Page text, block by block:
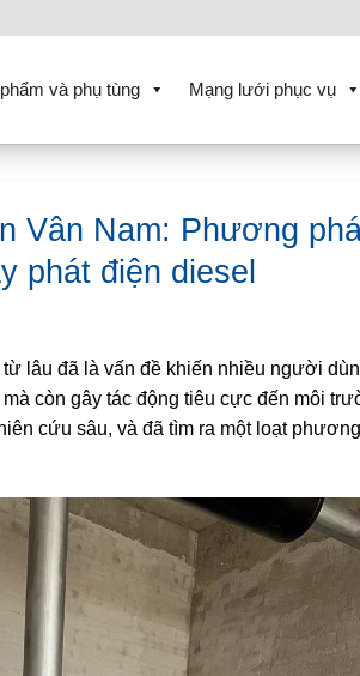
và phụ tùng Mạng lưới phục vụ
Vân Nam: Phương
phát điện diesel
lâu đã là vấn đề khiến nhiều người
còn gây tác động tiêu cực đến môi
cứu sâu, và đã tìm ra một loạt